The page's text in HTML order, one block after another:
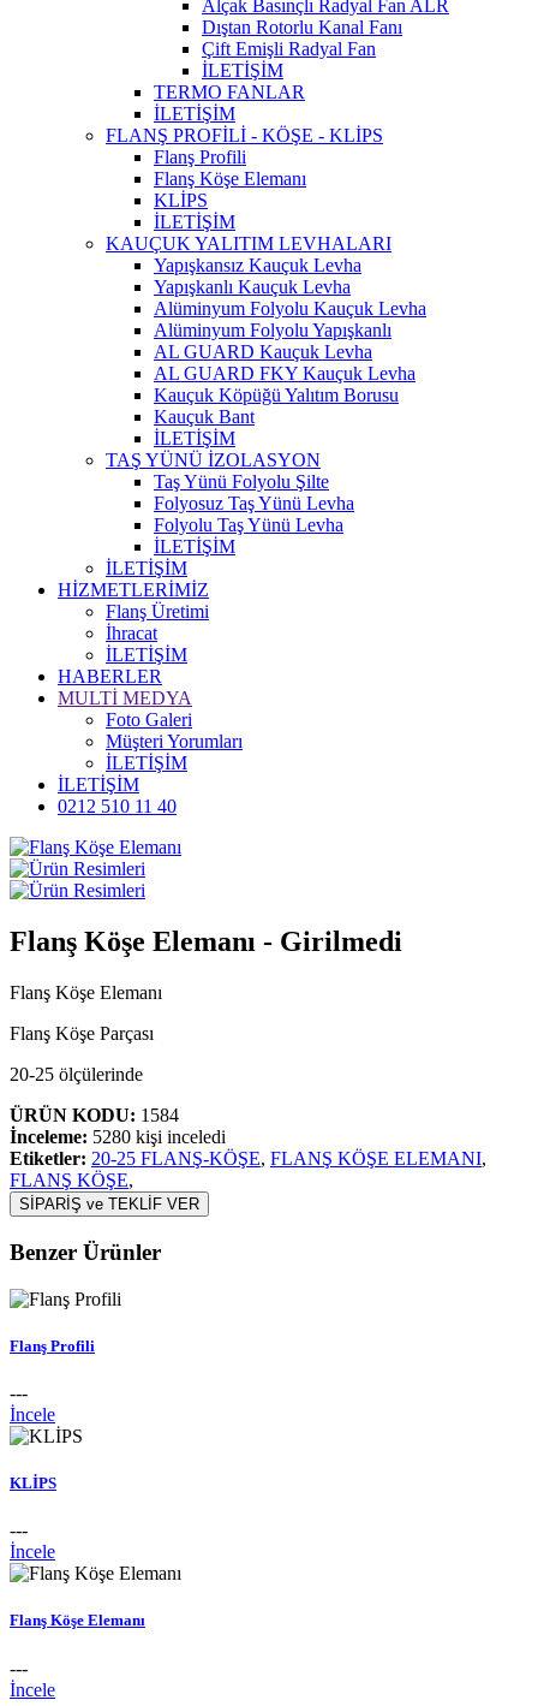
Alçak Basınçlı Radyal Fan ALR
Dıştan Rotorlu Kanal Fanı
Çift Emişli Radyal Fan
İLETİŞİM
TERMO FANLAR
İLETİŞİM
FLANŞ PROFİLİ - KÖŞE - KLİPS
Flanş Profili
Flanş Köşe Elemanı
KLİPS
İLETİŞİM
KAUÇUK YALITIM LEVHALARI
Yapışkansız Kauçuk Levha
Yapışkanlı Kauçuk Levha
Alüminyum Folyolu Kauçuk Levha
Alüminyum ​Folyolu Yapışkanlı
AL GUARD Kauçuk Levha
AL GUARD FKY Kauçuk Levha
Kauçuk Köpüğü Yalıtım Borusu
Kauçuk Bant
İLETİŞİM
TAŞ YÜNÜ İZOLASYON
Taş Yünü Folyolu Şilte
Folyosuz Taş Yünü Levha
Folyolu Taş Yünü Levha
İLETİŞİM
İLETİŞİM
HİZMETLERİMİZ
Flanş Üretimi
İhracat
İLETİŞİM
HABERLER
MULTİ MEDYA
Foto Galeri
Müşteri Yorumları
İLETİŞİM
İLETİŞİM
0212 510 11 40
Flanş Köşe Elemanı - Girilmedi
Flanş Köşe Elemanı
Flanş Köşe Parçası
20-25 ölçülerinde
ÜRÜN KODU: 1584
İnceleme: 5280 kişi inceledi
Etiketler: 20-25 FLANŞ-KÖŞE, FLANŞ KÖŞE ELEMANI,
FLANŞ KÖŞE,
SİPARİŞ ve TEKLİF VER
Benzer Ürünler
Flanş Profili
---
İncele
KLİPS
---
İncele
Flanş Köşe Elemanı
---
İncele